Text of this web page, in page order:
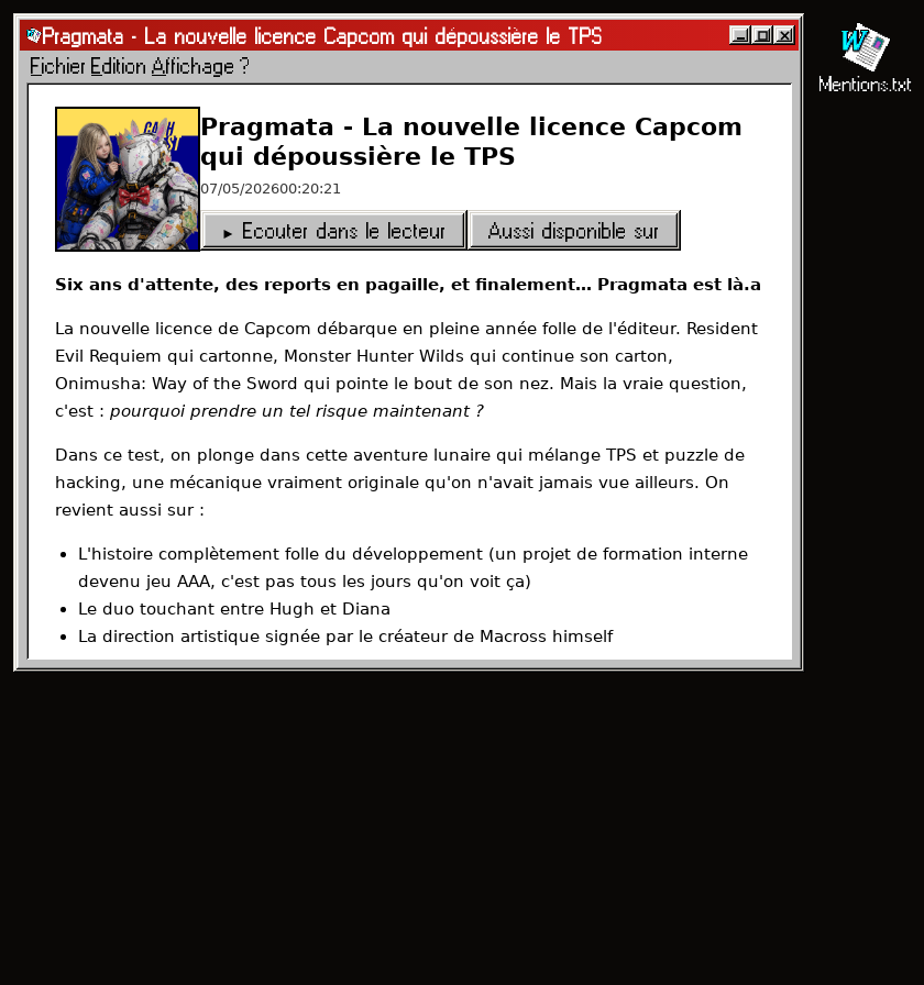
Episodes Lecteur Poste MSN Le Grenier Partenaires Charte.txt Mentions.txt
Pragmata - La nouvelle licence Capcom qui dépoussière le TPS
Fichier Edition Affichage ?
Pragmata - La nouvelle licence Capcom
qui dépoussière le TPS
07/05/202600:20:21
► Ecouter dans le lecteur Aussi disponible sur
Six ans d'attente, des reports en pagaille, et finalement… Pragmata est là.a
La nouvelle licence de Capcom débarque en pleine année folle de l'éditeur. Resident
Evil Requiem qui cartonne, Monster Hunter Wilds qui continue son carton,
Onimusha: Way of the Sword qui pointe le bout de son nez. Mais la vraie question,
c'est : pourquoi prendre un tel risque maintenant ?
Dans ce test, on plonge dans cette aventure lunaire qui mélange TPS et puzzle de
hacking, une mécanique vraiment originale qu'on n'avait jamais vue ailleurs. On
revient aussi sur :
L'histoire complètement folle du développement (un projet de formation interne
devenu jeu AAA, c'est pas tous les jours qu'on voit ça)
Le duo touchant entre Hugh et Diana
La direction artistique signée par le créateur de Macross himself
Les Darons du Game Podcast jeu vidéo indépendant · Tests · Dossiers · Interviews
Épisodes Charte éditoriale Mentions légales Flux RSS Contact
© 2026 Les Darons du Game · Tous droits réservés